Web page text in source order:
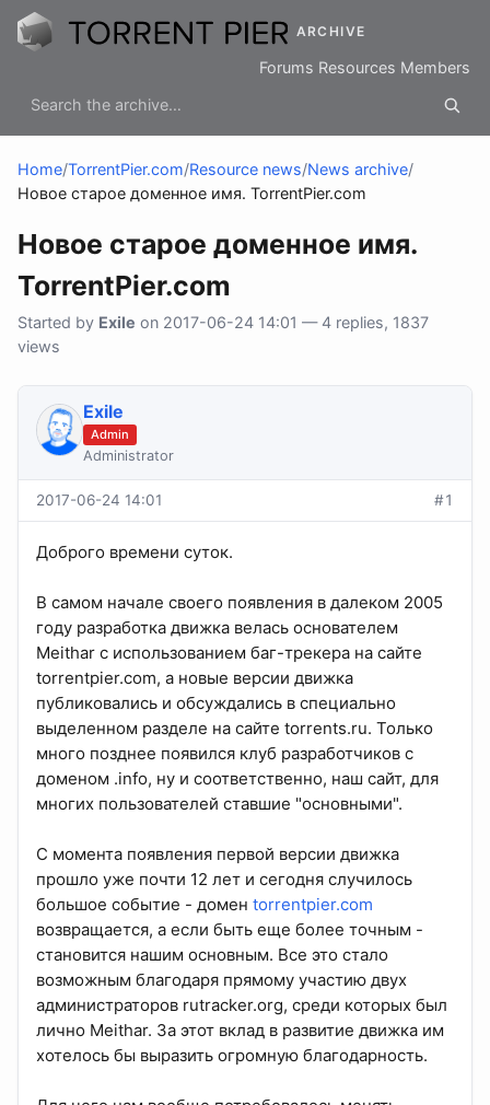
ARCHIVE
Forums Resources Members
Home/TorrentPier.com/Resource news/News archive/
Новое старое доменное имя. TorrentPier.com
Новое старое доменное имя.
TorrentPier.com
Started by Exile on 2017-06-24 14:01 — 4 replies, 1837
views
Exile
Admin
Administrator
2017-06-24 14:01 #1
Доброго времени суток.
В самом начале своего появления в далеком 2005
году разработка движка велась основателем
Meithar c использованием баг-трекера на сайте
torrentpier.com, а новые версии движка
публиковались и обсуждались в специально
выделенном разделе на сайте torrents.ru. Только
много позднее появился клуб разработчиков с
доменом .info, ну и соответственно, наш сайт, для
многих пользователей ставшие "основными".
С момента появления первой версии движка
прошло уже почти 12 лет и сегодня случилось
большое событие - домен torrentpier.com
возвращается, а если быть еще более точным -
становится нашим основным. Все это стало
возможным благодаря прямому участию двух
администраторов rutracker.org, среди которых был
лично Meithar. За этот вклад в развитие движка им
хотелось бы выразить огромную благодарность.